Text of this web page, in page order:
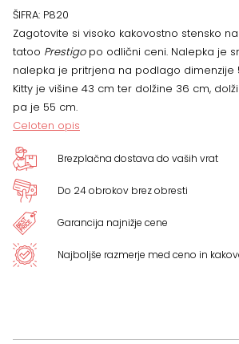
HELLO
KITTY
količina
ŠIFRA: P820
Zagotovite si visoko kakovostno stensko
tatoo Prestigopo odlični ceni. Nalepka je
nalepka je pritrjena na podlago dimenzije
Kitty je višine 43 cm ter dolžine 36 cm,
pa je 55 cm.
Celoten opis
Brezplačna dostava do vaših vrat
Do 24 obrokov brez obresti
Garancija najnižje cene
Najboljše razmerje med ceno in